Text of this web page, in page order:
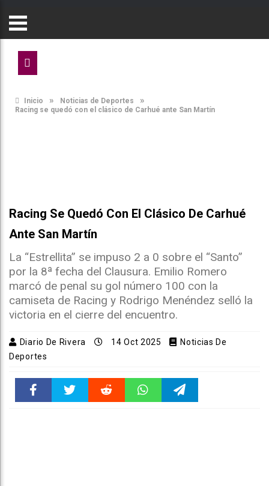
Inicio » Noticias de Deportes »
Racing se quedó con el clásico de Carhué ante San Martín
Racing Se Quedó Con El Clásico De Carhué
Ante San Martín
La “Estrellita” se impuso 2 a 0 sobre el “Santo”
por la 8ª fecha del Clausura. Emilio Romero
marcó de penal su gol número 100 con la
camiseta de Racing y Rodrigo Menéndez selló la
victoria en el cierre del encuentro.
Diario De Rivera 14 Oct 2025
Noticias De
Deportes